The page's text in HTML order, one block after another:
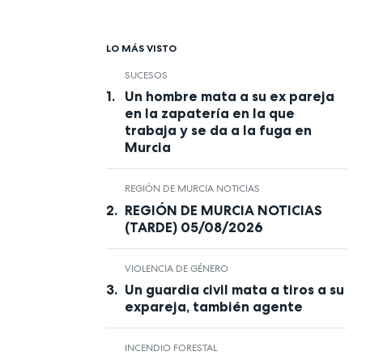
LO MÁS VISTO
SUCESOS
Un hombre mata a su ex pareja
en la zapatería en la que
trabaja y se da a la fuga en
Murcia
REGIÓN DE MURCIA NOTICIAS
REGIÓN DE MURCIA NOTICIAS
(TARDE) 05/08/2026
VIOLENCIA DE GÉNERO
Un guardia civil mata a tiros a su
expareja, también agente
INCENDIO FORESTAL